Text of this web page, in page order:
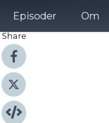
Episoder Om
Share